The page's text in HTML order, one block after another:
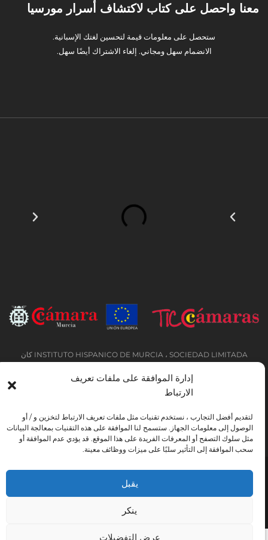
إدارة الموافقة على ملفات تعريف
الارتباط
لتقديم أفضل التجارب ، نستخدم تقنيات مثل ملفات تعريف الارتباط لتخزين و / أو
الوصول إلى معلومات الجهاز. ستسمح لنا الموافقة على هذه التقنيات بمعالجة البيانات
مثل سلوك التصفح أو المعرفات الفريدة على هذا الموقع. قد يؤدي عدم الموافقة أو
سحب الموافقة إلى التأثير سلبًا على ميزات ووظائف معينة.
يقبل
ينكر
عرض التفضيلات
معنا واحصل على كتاب لاكتشاف أسرار مورسيا
ستحصل على معلومات قيمة لتحسين لغتك الإسبانية.
الانضمام سهل ومجاني. إلغاء الاشتراك أيضًا سهل.
INSTITUTO HISPANICO DE MURCIA ، SOCIEDAD LIMITADA كان
تكنولوجيا المعلومات والاتصالات وإمكانية الوصول إليها ، وبفضل ذلك نفذت الحلول
التالية: التواجد عبر الإنترنت من خلال موقع إلكتروني. تم اتخاذ الإجراء الحالي في عام
مورسيا.
Instituto Hispánico de Murcia © 2026